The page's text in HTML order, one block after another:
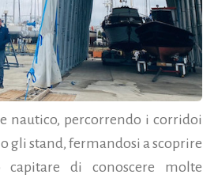
nautico, percorrendo i corridoi
gli stand, fermandosi a scoprire
capitare di conoscere molte